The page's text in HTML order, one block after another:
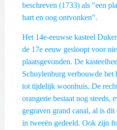
beschreven (1733) als "een
hart en oog ontvonken".
Het 14e-eeuwse kasteel
de 17e eeuw gesloopt voor
plaatsgevonden. De
Schuylenburg verbouwde het
tot tijdelijk woonhuis. De
orangerie bestaat nog steeds,
gegraven grand canal, al is
in tweeën gedeeld. Ook zijn